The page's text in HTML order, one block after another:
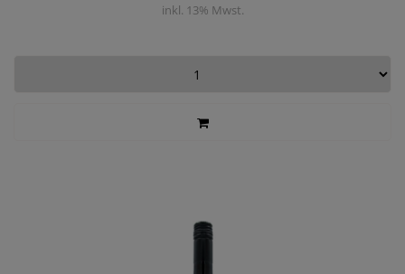
inkl. 13% Mwst.